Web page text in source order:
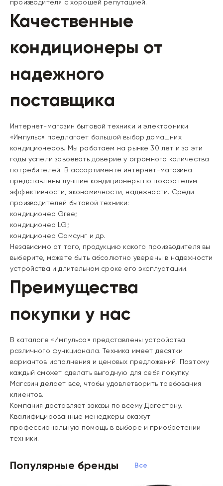
производителя с хорошей репутацией.
Качественные
кондиционеры от
надежного
поставщика
Интернет-магазин бытовой техники и электроники
«Импульс» предлагает большой выбор домашних
кондиционеров. Мы работаем на рынке 30 лет и за эти
годы успели завоевать доверие у огромного количества
потребителей. В ассортименте интернет-магазина
представлены лучшие кондиционеры по показателям
эффективности, экономичности, надежности. Среди
производителей бытовой техники:
кондиционер Gree;
кондиционер LG;
кондиционер Самсунг и др.
Независимо от того, продукцию какого производителя вы
выберите, можете быть абсолютно уверены в надежности
устройства и длительном сроке его эксплуатации.
Преимущества
покупки у нас
В каталоге «Импульса» представлены устройства
различного функционала. Техника имеет десятки
вариантов исполнения и ценовых предложений. Поэтому
каждый сможет сделать выгодную для себя покупку.
Магазин делает все, чтобы удовлетворить требования
клиентов.
Компания доставляет заказы по всему Дагестану.
Квалифицированные менеджеры окажут
профессиональную помощь в выборе и приобретении
техники.
Популярные бренды Все бренды